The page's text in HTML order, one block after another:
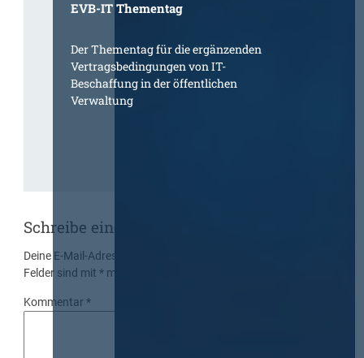
EVB-IT Thementag
Der Thementag für die ergänzenden
Vertragsbedingungen von IT-
Beschaffung in der öffentlichen
Verwaltung
Schreibe einen Kommentar
Deine E-Mail-Adresse wird nicht veröffentlicht.
Felder sind mit* markiert
Kommentar*